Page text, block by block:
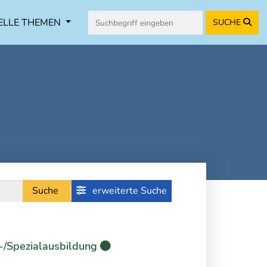
THEMEN SUCHE
Suche erweiterte Suche
Spezialausbildung